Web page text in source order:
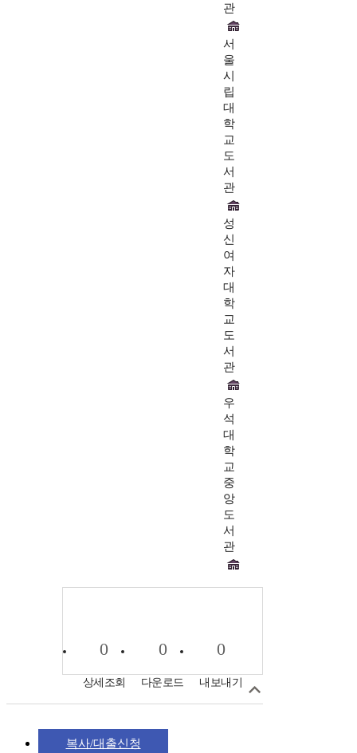
관
서
울
시
립
대
학
교
도
서
관
성
신
여
자
대
학
교
도
서
관
우
석
대
학
교
중
앙
도
서
관
0
상세조회
0
다운로드
0
내보내기
복사/대출신청